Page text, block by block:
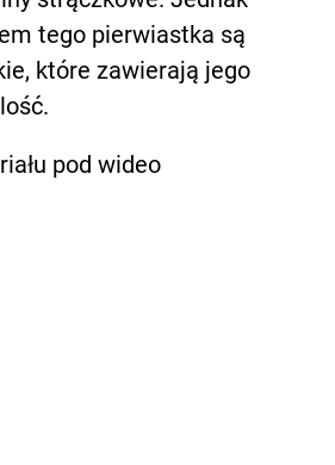
tego pierwiastka są
które zawierają jego
pod wideo